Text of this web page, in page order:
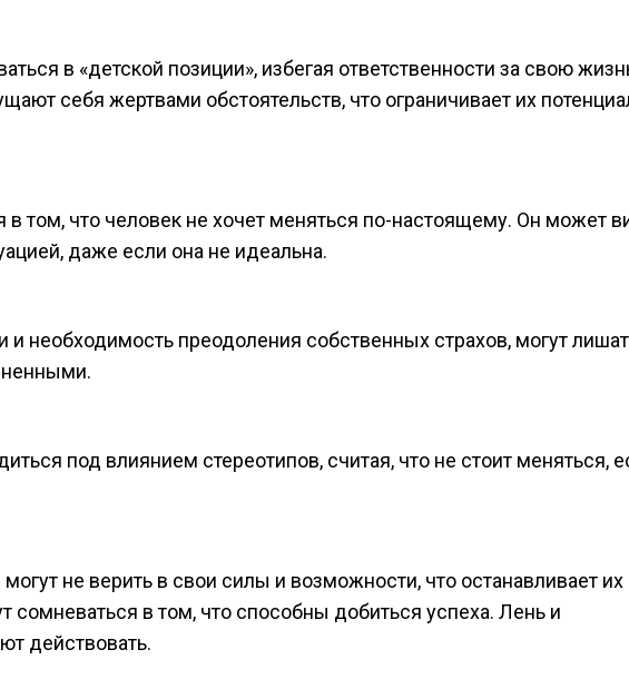
в «детской позиции», избегая ответственности за свою
себя жертвами обстоятельств, что ограничивает их
в том, что человек не хочет меняться по-настоящему. Он может
даже если она не идеальна.
и необходимость преодоления собственных страхов, могут
под влиянием стереотипов, считая, что не стоит меняться,
не верить в свои силы и возможности, что останавливает их
сомневаться в том, что способны добиться успеха. Лень и
действовать.